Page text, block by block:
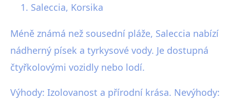
Saleccia, Korsika
Méně známá než sousední pláže, Saleccia nabízí
nádherný písek a tyrkysové vody. Je dostupná
čtyřkolovými vozidly nebo lodí.
Výhody: Izolovanost a přírodní krása. Nevýhody: